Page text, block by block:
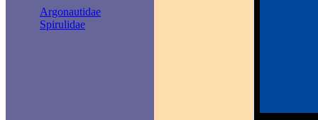
Argonautidae
Spirulidae